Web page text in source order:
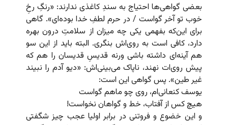
بعضی گواهی‌ها احتیاج به سندِ کاغذی ندارند: «رنگِ رخِ
خوب تو آخر گواست / در حرم لطفِ خدا بوده‌ای». گاهی
برای این‌که بفهمی یکی چه میزان از سلامتِ درون بهره
دارد، کافی است به روی‌اش بنگری. البته باید از این سو
هم آینه‌ای داشته باشی ورنه قدیسِ قدیسان را هم که
پیش روی‌ات نهند، ناپاک می‌بینی‌اش: «دیو آدم را نبیند
غیر طین». پس گواهی این است:
یوسف کنعانی‌ام، روی چو ماهم گواست
هیچ کس از آفتاب، خط و گواهان نخواست!
و این خضوع و فروتنی در برابر اولیا عجب چیز شگفتی